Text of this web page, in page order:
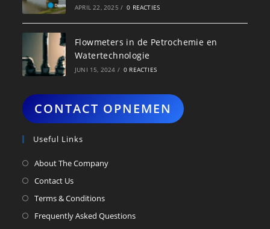
APRIL 22, 2025 / 0 REACTIES
Flowmeters in de Petrochemie en
Watertechnologie
JUNI 15, 2024 / 0 REACTIES
CONTACT OPNEMEN
Useful Links
About The Company
Contact Us
Terms & Conditions
Frequently Asked Questions